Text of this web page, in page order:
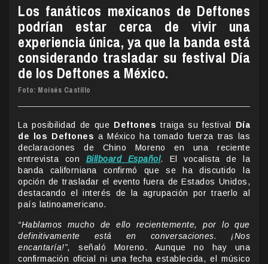
Los fanáticos mexicanos de Deftones
podrían estar cerca de vivir una
experiencia única, ya que la banda está
considerando trasladar su festival Día
de los Deftones a México.
Foto: Moisés Castillo
La posibilidad de que Deftones traiga su festival Día
de los Deftones a México ha tomado fuerza tras las
declaraciones de Chino Moreno en una reciente
entrevista con Billboard Español. El vocalista de la
banda californiana confirmó que se ha discutido la
opción de trasladar el evento fuera de Estados Unidos,
destacando el interés de la agrupación por traerlo al
país latinoamericano.
“Hablamos mucho de ello recientemente, por lo que
definitivamente está en conversaciones. ¡Nos
encantaría!”, señaló Moreno. Aunque no hay una
confirmación oficial ni una fecha establecida, el músico